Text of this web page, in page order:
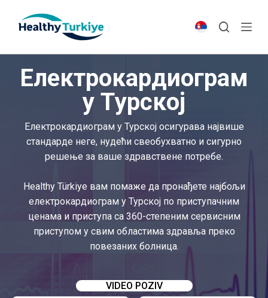
p
Електрокардиограм
у Турској
Електрокардиограм у Турској осигурава највише
стандарде неге, нудећи свеобухватно и сигурно
решење за ваше здравствене потребе.
Healthy Türkiye вам помаже да пронађете најбољи
електрокардиограм у Турској по приступачним
ценама и приступа са 360-степеним сервисним
приступом у свим областима здравља преко
повезаних болница.
VIDEO POZIV